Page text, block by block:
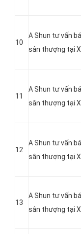
10
A Shun tư vấn
sân thượng tại
11
A Shun tư vấn
sân thượng tại
12
A Shun tư vấn
sân thượng tại
13
A Shun tư vấn
sân thượng tại